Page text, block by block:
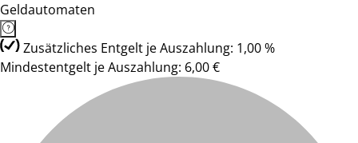
Geldautomaten
Zusätzliches Entgelt je Auszahlung: 1,00 %
Mindestentgelt je Auszahlung: 6,00 €